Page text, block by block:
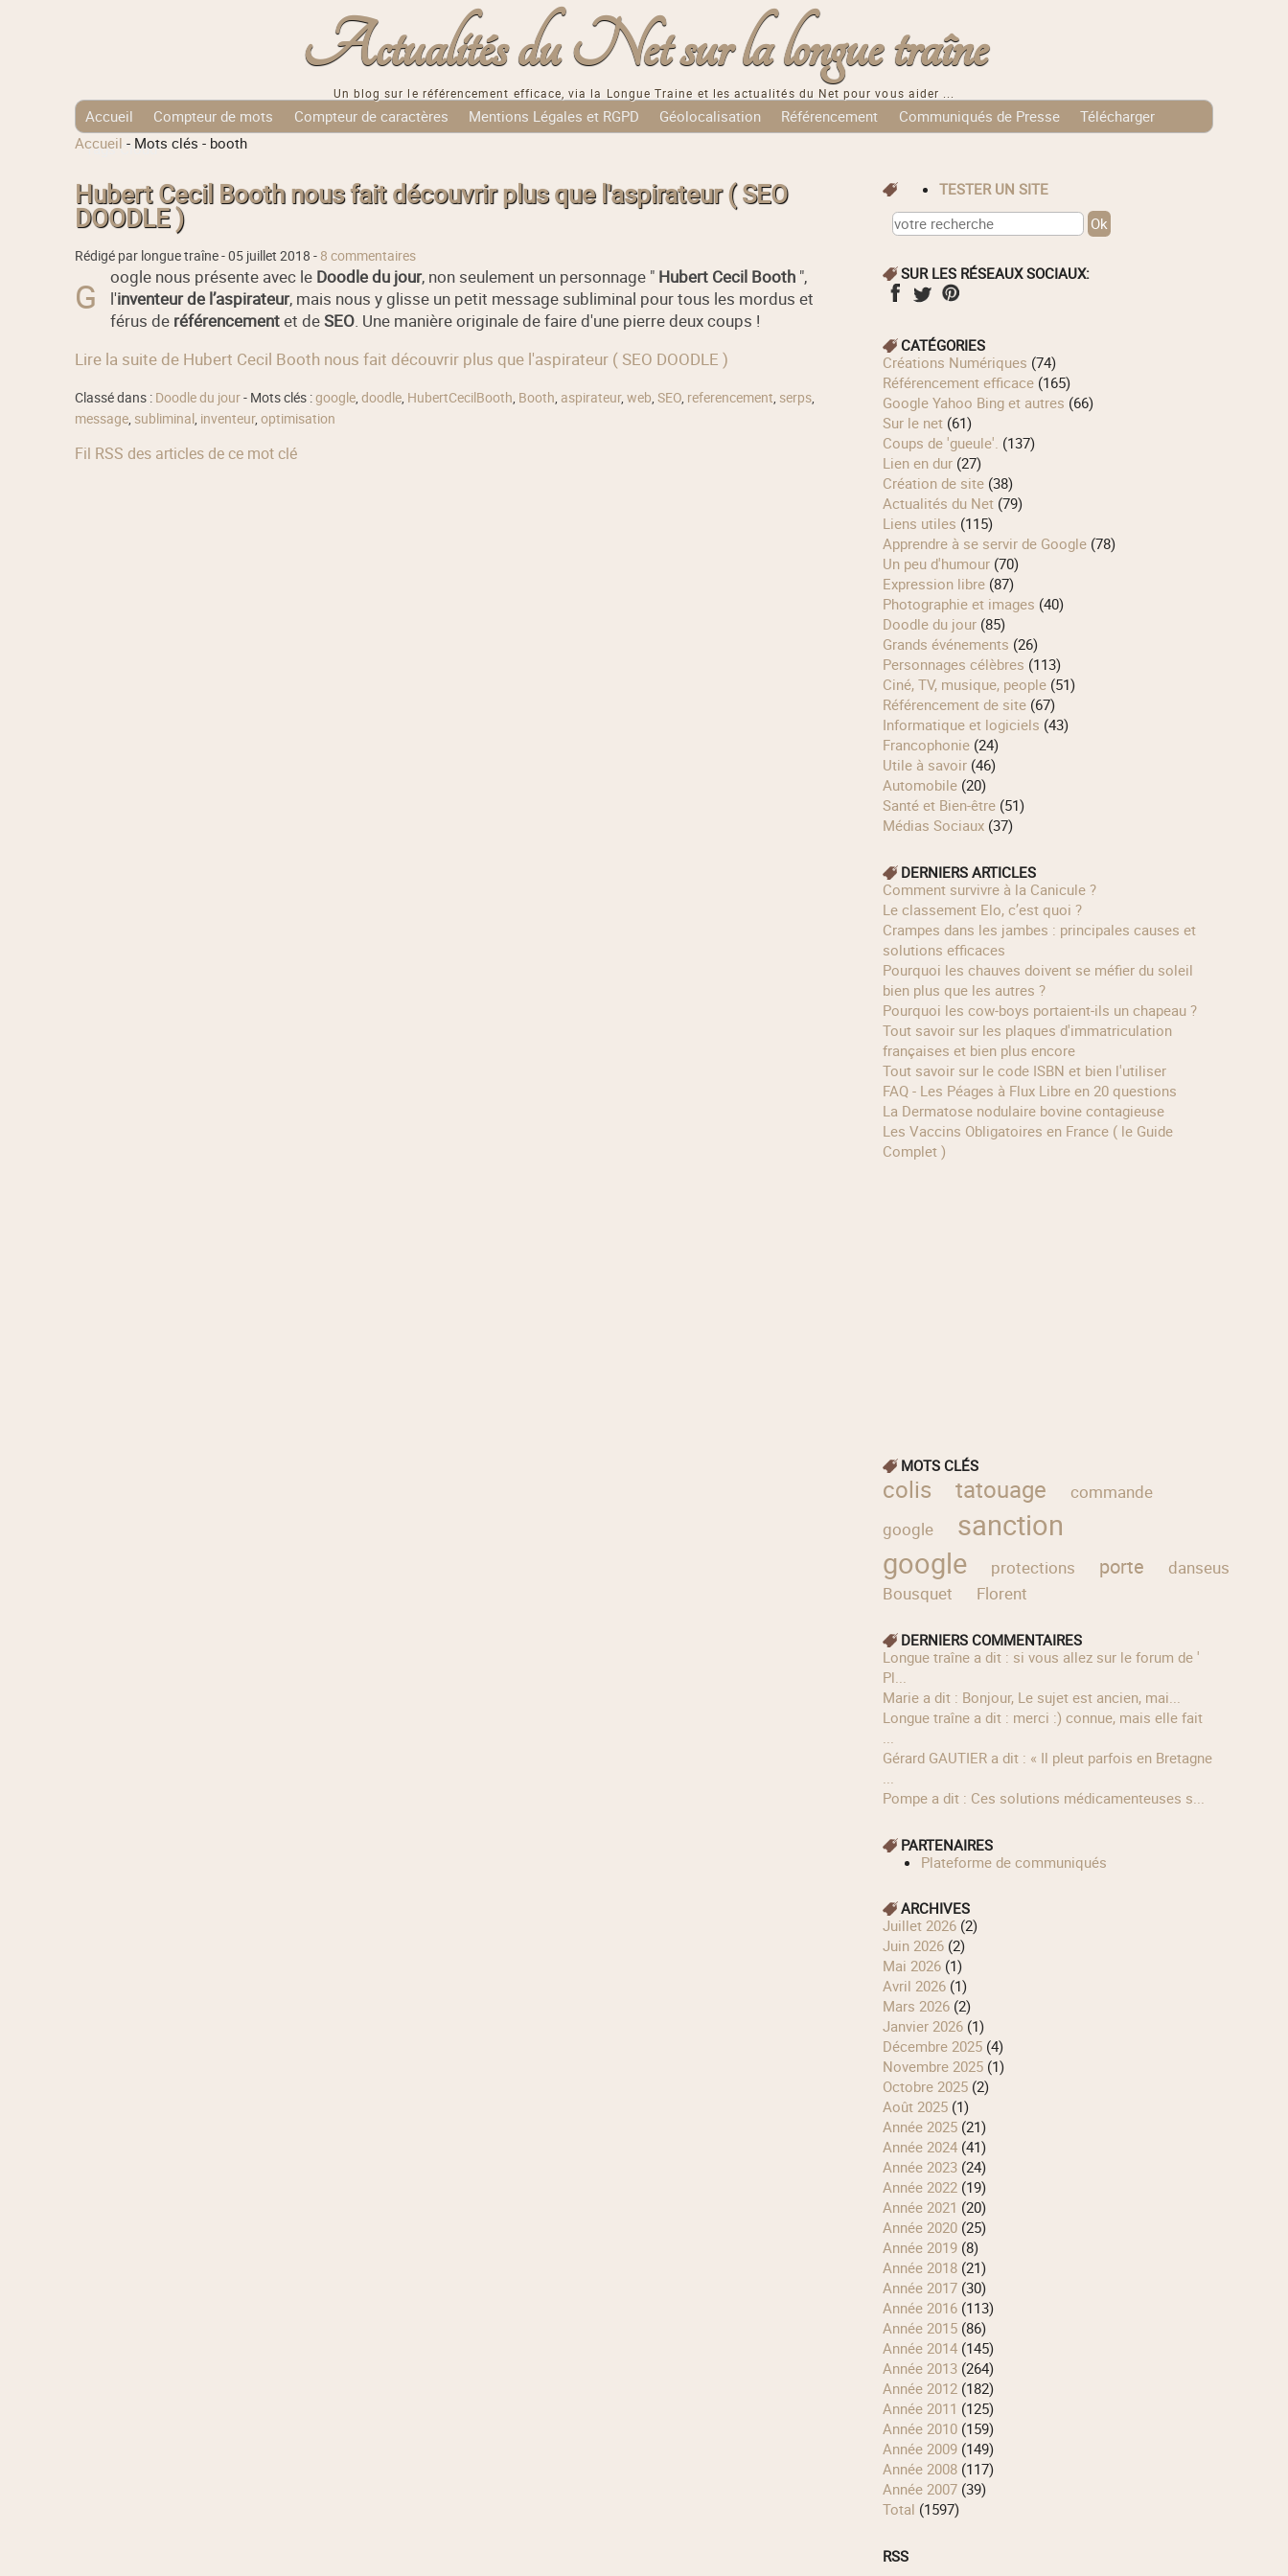
Actualités du Net sur la longue traîne
Un blog sur le référencement efficace, via la Longue Traine et les actualités du Net pour vous aider ...
Accueil Compteur de mots Compteur de caractères Mentions Légales et RGPD Géolocalisation Référencement Communiqués de Presse
Télécharger
Tags Cloud
Accueil - Mots clés - booth
Hubert Cecil Booth nous fait découvrir plus que l'aspirateur ( SEO
DOODLE )
Rédigé par longue traîne -05 juillet 2018 - 8 commentaires
G oogle nous présente avec le Doodle du jour, non seulement un personnage " Hubert Cecil Booth",
l'inventeur de l’aspirateur, mais nous y glisse un petit message subliminal pour tous les mordus et
férus de référencementet deSEO. Une manière originale de faire d'une pierre deux coups !
Lire la suite de Hubert Cecil Booth nous fait découvrir plus que l'aspirateur ( SEO DOODLE )
Classé dans : Doodle du jour- Mots clés :google, doodle, HubertCecilBooth, Booth, aspirateur, web, SEO, referencement, serps,
message, subliminal, inventeur, optimisation
Fil RSS des articles de ce mot clé
TESTER UN SITE
SUR LES RÉSEAUX SOCIAUX:
CATÉGORIES
Créations Numériques (74)
Référencement efficace(165)
Google Yahoo Bing et autres (66)
Sur le net(61)
Coups de 'gueule'. (137)
Lien en dur(27)
Création de site(38)
Actualités du Net(79)
Liens utiles (115)
Apprendre à se servir de Google(78)
Un peu d'humour(70)
Expression libre(87)
Photographie et images (40)
Doodle du jour(85)
Grands événements (26)
Personnages célèbres (113)
Ciné, TV, musique, people(51)
Référencement de site(67)
Informatique et logiciels (43)
Francophonie(24)
Utile à savoir(46)
Automobile(20)
Santé et Bien-être(51)
Médias Sociaux(37)
DERNIERS ARTICLES
Comment survivre à la Canicule ?
Le classement Elo, c’est quoi ?
Crampes dans les jambes : principales causes et
solutions efficaces
Pourquoi les chauves doivent se méfier du soleil
bien plus que les autres ?
Pourquoi les cow‑boys portaient‑ils un chapeau ?
Tout savoir sur les plaques d'immatriculation
françaises et bien plus encore
Tout savoir sur le code ISBN et bien l'utiliser
FAQ - Les Péages à Flux Libre en 20 questions
La Dermatose nodulaire bovine contagieuse
Les Vaccins Obligatoires en France ( le Guide
Complet )
MOTS CLÉS
colis tatouage
commande
google
sanction
google
protections porte danseuses
Bousquet
Florent
DERNIERS COMMENTAIRES
longue traîne a dit : si vous allez sur le forum de '
Pl...
Marie a dit : Bonjour, Le sujet est ancien, mai...
longue traîne a dit : merci :) connue, mais elle fait
...
Gérard GAUTIER a dit : « Il pleut parfois en Bretagne
...
Pompe a dit : Ces solutions médicamenteuses s...
PARTENAIRES
Plateforme de communiqués
ARCHIVES
juillet 2026(2)
juin 2026(2)
mai 2026(1)
avril 2026(1)
mars 2026(2)
janvier 2026(1)
décembre 2025(4)
novembre 2025(1)
octobre 2025(2)
août 2025(1)
année 2025(21)
année 2024(41)
année 2023(24)
année 2022(19)
année 2021 (20)
année 2020(25)
année 2019(8)
année 2018(21)
année 2017(30)
année 2016(113)
année 2015(86)
année 2014(145)
année 2013(264)
année 2012(182)
année 2011 (125)
année 2010(159)
année 2009(149)
année 2008(117)
année 2007(39)
total (1597)
RSS